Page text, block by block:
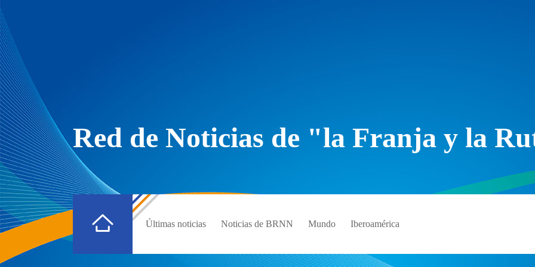
Red de Noticias de "la Franja y la
Últimas noticias Noticias de BRNN Mundo Iberoamérica